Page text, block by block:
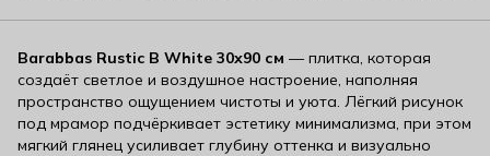
Barabbas Rustic B White 30х90 см — плитка, которая
создаёт светлое и воздушное настроение, наполняя
пространство ощущением чистоты и уюта. Лёгкий рисунок
под мрамор подчёркивает эстетику минимализма, при этом
мягкий глянец усиливает глубину оттенка и визуально